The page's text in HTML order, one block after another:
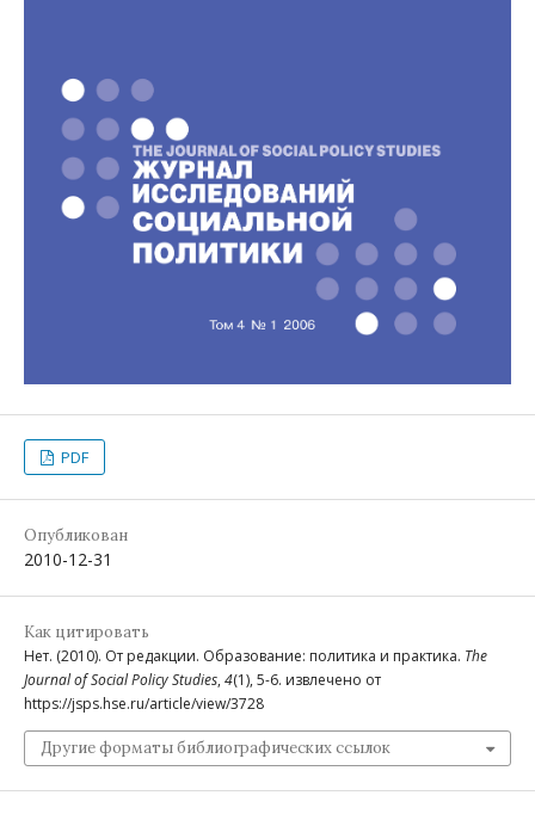
PDF
Опубликован
2010-12-31
Как цитировать
Нет. (2010). От редакции. Образование: политика и практика. The
Journal of Social Policy Studies, 4(1), 5-6. извлечено от
https://jsps.hse.ru/article/view/3728
Другие форматы библиографических ссылок